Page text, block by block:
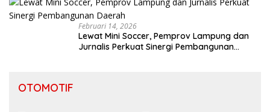
Februari 14, 2026
Lewat Mini Soccer, Pemprov Lampung dan
Jurnalis Perkuat Sinergi Pembangunan
OTOMOTIF